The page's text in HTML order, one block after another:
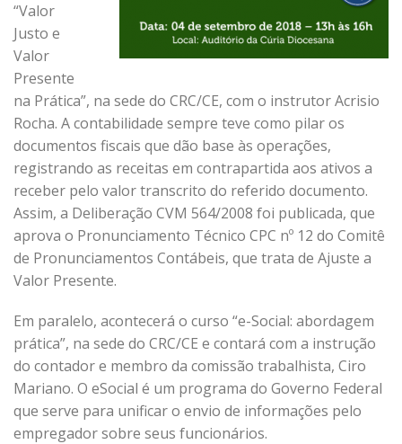
“Valor
Justo e
Valor
Presente
na Prática”, na sede do CRC/CE, com o instrutor Acrisio
Rocha. A contabilidade sempre teve como pilar os
documentos fiscais que dão base às operações,
registrando as receitas em contrapartida aos ativos a
receber pelo valor transcrito do referido documento.
Assim, a Deliberação CVM 564/2008 foi publicada, que
aprova o Pronunciamento Técnico CPC nº 12 do Comitê
de Pronunciamentos Contábeis, que trata de Ajuste a
Valor Presente.
Em paralelo, acontecerá o curso “e-Social: abordagem
prática”, na sede do CRC/CE e contará com a instrução
do contador e membro da comissão trabalhista, Ciro
Mariano. O eSocial é um programa do Governo Federal
que serve para unificar o envio de informações pelo
empregador sobre seus funcionários.